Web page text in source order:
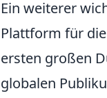
Ein weiterer
Plattform für
ersten großen
globalen